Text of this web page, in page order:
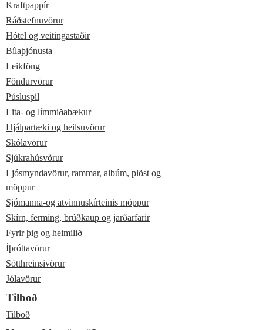
Kraftpappír
Ráðstefnuvörur
Hótel og veitingastaðir
Bílaþjónusta
Leikföng
Föndurvörur
Púsluspil
Lita- og límmiðabækur
Hjálpartæki og heilsuvörur
Skólavörur
Sjúkrahúsvörur
Ljósmyndavörur, rammar, albúm, plöst og
möppur
Sjómanna-og atvinnuskírteinis möppur
Skírn, ferming, brúðkaup og jarðarfarir
Fyrir þig og heimilið
Íþróttavörur
Sótthreinsivörur
Jólavörur
Tilboð
Tilboð